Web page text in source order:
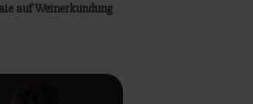
auf Weinerkundung